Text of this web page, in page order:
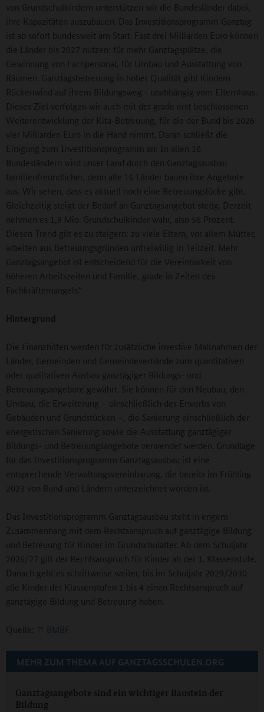
von Grundschulkindern unterstützen wir die Bundesländer dabei,
ihre Kapazitäten auszubauen. Das Investitionsprogramm Ganztag
ist ab sofort bundesweit am Start. Fast drei Milliarden Euro können
die Länder bis 2027 nutzen: für mehr Ganztagsplätze, die
Gewinnung von Fachpersonal, für Umbau und Ausstattung von
Räumen. Ganztagsbetreuung in hoher Qualität gibt Kindern
Rückenwind auf ihrem Bildungsweg - unabhängig vom Elternhaus.
Dieses Ziel verfolgen wir auch mit der grade erst beschlossenen
Weiterentwicklung der Kita-Betreuung, für die der Bund bis 2026
vier Milliarden Euro in die Hand nimmt. Daran schließt die
Einigung zum Investitionsprogramm an: In allen 16
Bundesländern wird unser Land durch den Ganztagsausbau
familienfreundlicher, denn alle 16 Länder bauen ihre Angebote
aus. Wir sehen, dass es aktuell noch eine Betreuungslücke gibt.
Gleichzeitig steigt der Bedarf an Ganztagsangebot stetig. Derzeit
nehmen es 1,8 Mio. Grundschulkinder wahr, also 56 Prozent.
Diesen Trend gilt es zu steigern: zu viele Eltern, vor allem Mütter,
arbeiten aus Betreuungsgründen unfreiwillig in Teilzeit. Mehr
Ganztagsangebot ist entscheidend für die Vereinbarkeit von
höheren Arbeitszeiten und Familie, grade in Zeiten des
Fachkräftemangels.“
Hintergrund
Die Finanzhilfen werden für zusätzliche investive Maßnahmen der
Länder, Gemeinden und Gemeindeverbände zum quantitativen
oder qualitativen Ausbau ganztägiger Bildungs- und
Betreuungsangebote gewährt. Sie können für den Neubau, den
Umbau, die Erweiterung – einschließlich des Erwerbs von
Gebäuden und Grundstücken –, die Sanierung einschließlich der
energetischen Sanierung sowie die Ausstattung ganztägiger
Bildungs- und Betreuungsangebote verwendet werden. Grundlage
für das Investitionsprogramm Ganztagsausbau ist eine
entsprechende Verwaltungsvereinbarung, die bereits im Frühling
2023 von Bund und Ländern unterzeichnet worden ist.
Das Investitionsprogramm Ganztagsausbau steht in engem
Zusammenhang mit dem Rechtsanspruch auf ganztägige Bildung
und Betreuung für Kinder im Grundschulalter. Ab dem Schuljahr
2026/27 gilt der Rechtsanspruch für Kinder ab der 1. Klassenstufe.
Danach geht es schrittweise weiter, bis im Schuljahr 2029/2030
alle Kinder der Klassenstufen 1 bis 4 einen Rechtsanspruch auf
ganztägige Bildung und Betreuung haben.
Quelle: BMBF
MEHR ZUM THEMA AUF GANZTAGSSCHULEN.ORG
Ganztagsangebote sind ein wichtiger Baustein der
Bildung